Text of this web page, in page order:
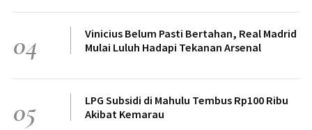
04
Vinicius Belum Pasti Bertahan, Real Madrid
Mulai Luluh Hadapi Tekanan Arsenal
05
LPG Subsidi di Mahulu Tembus Rp100 Ribu
Akibat Kemarau